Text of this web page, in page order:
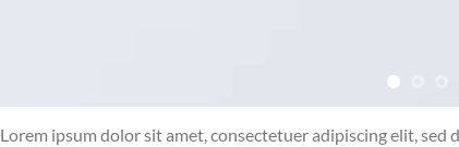
Lorem ipsum dolor sit amet, consectetuer adipiscing elit,